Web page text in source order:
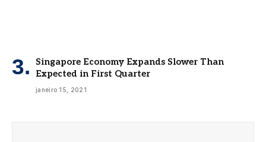
Singapore Economy Expands Slower Than
Expected in First Quarter
janeiro 15, 2021